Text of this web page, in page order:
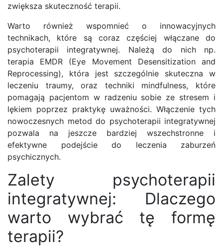
zwiększa skuteczność terapii.
Warto również wspomnieć o innowacyjnych
technikach, które są coraz częściej włączane do
psychoterapii integratywnej. Należą do nich np.
terapia EMDR (Eye Movement Desensitization and
Reprocessing), która jest szczególnie skuteczna w
leczeniu traumy, oraz techniki mindfulness, które
pomagają pacjentom w radzeniu sobie ze stresem i
lękiem poprzez praktykę uważności. Włączenie tych
nowoczesnych metod do psychoterapii integratywnej
pozwala na jeszcze bardziej wszechstronne i
efektywne podejście do leczenia zaburzeń
psychicznych.
Zalety psychoterapii
integratywnej: Dlaczego
warto wybrać tę formę
terapii?